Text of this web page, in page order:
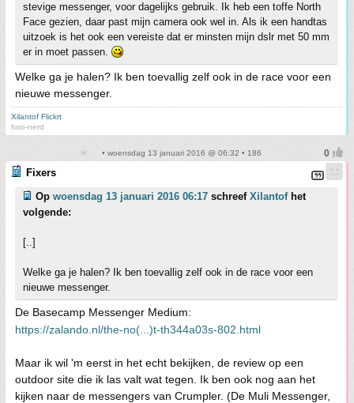
stevige messenger, voor dagelijks gebruik. Ik heb een toffe North
Face gezien, daar past mijn camera ook wel in. Als ik een handtas
uitzoek is het ook een vereiste dat er minsten mijn dslr met 50 mm
er in moet passen.
Welke ga je halen? Ik ben toevallig zelf ook in de race voor een
nieuwe messenger.
Xilantof Flickrt
foto-nerd
• woensdag 13 januari 2016 @ 06:32 • 186
Fixers
Op woensdag 13 januari 2016 06:17 schreef Xilantofhet
volgende:
[..]
Welke ga je halen? Ik ben toevallig zelf ook in de race voor een
nieuwe messenger.
De Basecamp Messenger Medium:
https://zalando.nl/the-no(...)t-th344a03s-802.html
Maar ik wil 'm eerst in het echt bekijken, de review op een
outdoor site die ik las valt wat tegen. Ik ben ook nog aan het
kijken naar de messengers van Crumpler. (De Muli Messenger,